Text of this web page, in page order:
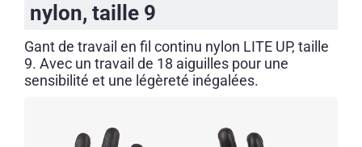
nylon, taille 9
Gant de travail en fil continu nylon LITE UP, taille
9. Avec un travail de 18 aiguilles pour une
sensibilité et une légèreté inégalées.